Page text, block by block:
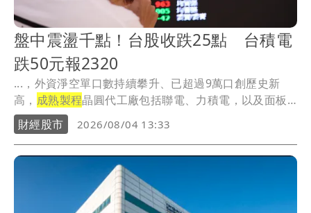
盤中震盪千點！台股收跌25點 台積電
跌50元報2320
...，外資淨空單口數持續攀升、已超過9萬口創歷史新
高， 成熟製程晶圓代工廠包括聯電、力積電，以及面板
雙虎也...
財經股市 2026/08/04 13:33